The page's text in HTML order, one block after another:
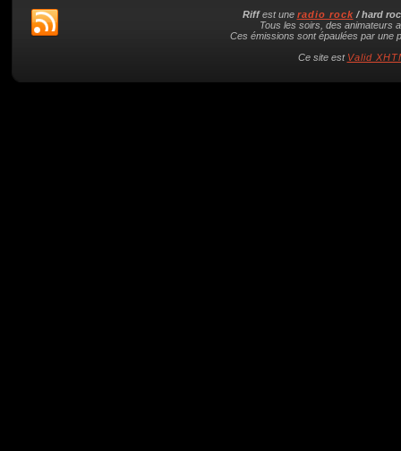
Riffest une radio rock/ hard
Tous les soirs, des animateurs
Ces émissions sont épaulées par une
Ce site est Valid